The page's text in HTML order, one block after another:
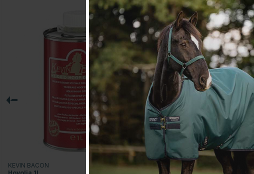
KEVIN BACON
KEVIN BACON